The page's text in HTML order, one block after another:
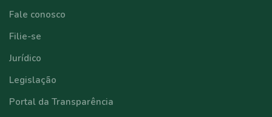
Fale conosco
Filie-se
Jurídico
Legislação
Portal da Transparência